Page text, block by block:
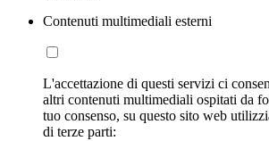
Contenuti multimediali esterni
L'accettazione di questi servizi ci
altri contenuti multimediali ospitati da
tuo consenso, su questo sito web
di terze parti: